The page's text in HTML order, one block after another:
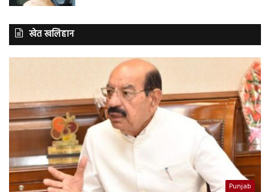
खेत खलिहान
Punjab